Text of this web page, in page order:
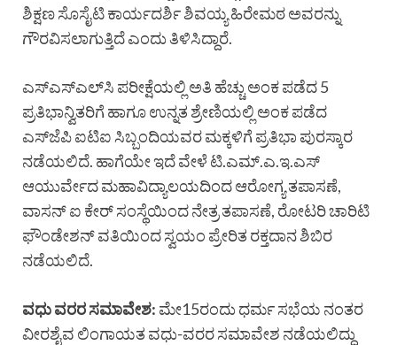
ಶಿಕ್ಷಣ ಸೊಸೈಟಿ ಕಾರ್ಯದರ್ಶಿ ಶಿವಯ್ಯ ಹಿರೇಮಠ ಅವರನ್ನು
ಗೌರವಿಸಲಾಗುತ್ತಿದೆ ಎಂದು ತಿಳಿಸಿದ್ದಾರೆ.
ಎಸ್‌ಎಸ್‌ಎಲ್‌ಸಿ ಪರೀಕ್ಷೆಯಲ್ಲಿ ಅತಿ ಹೆಚ್ಚು ಅಂಕ ಪಡೆದ 5
ಪ್ರತಿಭಾನ್ವಿತರಿಗೆ ಹಾಗೂ ಉನ್ನತ ಶ್ರೇಣಿಯಲ್ಲಿ ಅಂಕ ಪಡೆದ
ಎಸ್‌ಜೆಪಿ ಐಟಿಐ ಸಿಬ್ಬಂದಿಯವರ ಮಕ್ಕಳಿಗೆ ಪ್ರತಿಭಾ ಪುರಸ್ಕಾರ
ನಡೆಯಲಿದೆ. ಹಾಗೆಯೇ ಇದೆ ವೇಳೆ ಟಿ.ಎಮ್.ಎ.ಇ.ಎಸ್
ಆಯುರ್ವೇದ ಮಹಾವಿದ್ಯಾಲಯದಿಂದ ಆರೋಗ್ಯ ತಪಾಸಣೆ,
ವಾಸನ್ ಐ ಕೇರ್ ಸಂಸ್ಥೆಯಿಂದ ನೇತ್ರ ತಪಾಸಣೆ, ರೋಟರಿ ಚಾರಿಟಿ
ಫೌಂಡೇಶನ್ ವತಿಯಿಂದ ಸ್ವಯಂ ಪ್ರೇರಿತ ರಕ್ತದಾನ ಶಿಬಿರ
ನಡೆಯಲಿದೆ.
ವಧು ವರರ ಸಮಾವೇಶ: ಮೇ15ರಂದು ಧರ್ಮ ಸಭೆಯ ನಂತರ
ವೀರಶೈವ ಲಿಂಗಾಯತ ವಧು-ವರರ ಸಮಾವೇಶ ನಡೆಯಲಿದ್ದು